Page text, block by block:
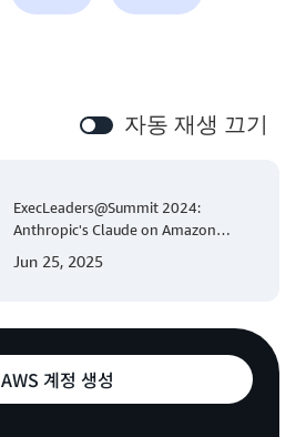
자동 재생 끄기
ExecLeaders@Summit 2024:
Anthropic's Claude on Amazon
Jun 25, 2025
AWS 계정 생성